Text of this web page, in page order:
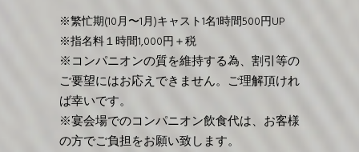
※繁忙期(10月〜1月)キャスト1名1時間500円UP
※指名料１時間1,000円＋税
※コンパニオンの質を維持する為、割引等の
ご要望にはお応えできません。ご理解頂けれ
ば幸いです。
※宴会場でのコンパニオン飲食代は、お客様
の方でご負担をお願い致します。